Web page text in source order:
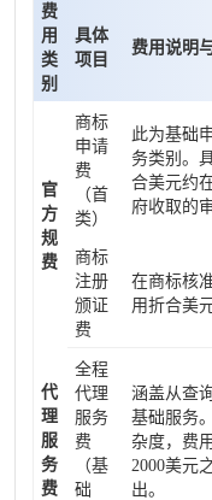
费
用
类
别
具体
项目
费用说明
官
方
规
费
商标
申请
费
（首
类）
此为基础
务类别。
合美元约
府收取的
商标
注册
颁证
费
在商标核
用折合美
代
理
服
务
费
全程
代理
服务
费
（基
础
涵盖从查
基础服务
杂度，费
2000美元
出。